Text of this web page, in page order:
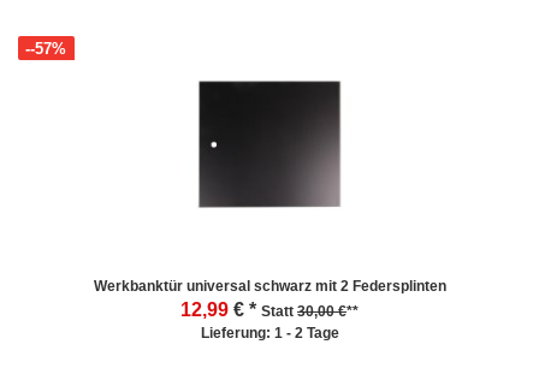
Werkbanktür universal schwarz mit 2 Federsplinten
12,99
--57%
€ * Statt 30,00 €**
Lieferung: 1 - 2 Tage